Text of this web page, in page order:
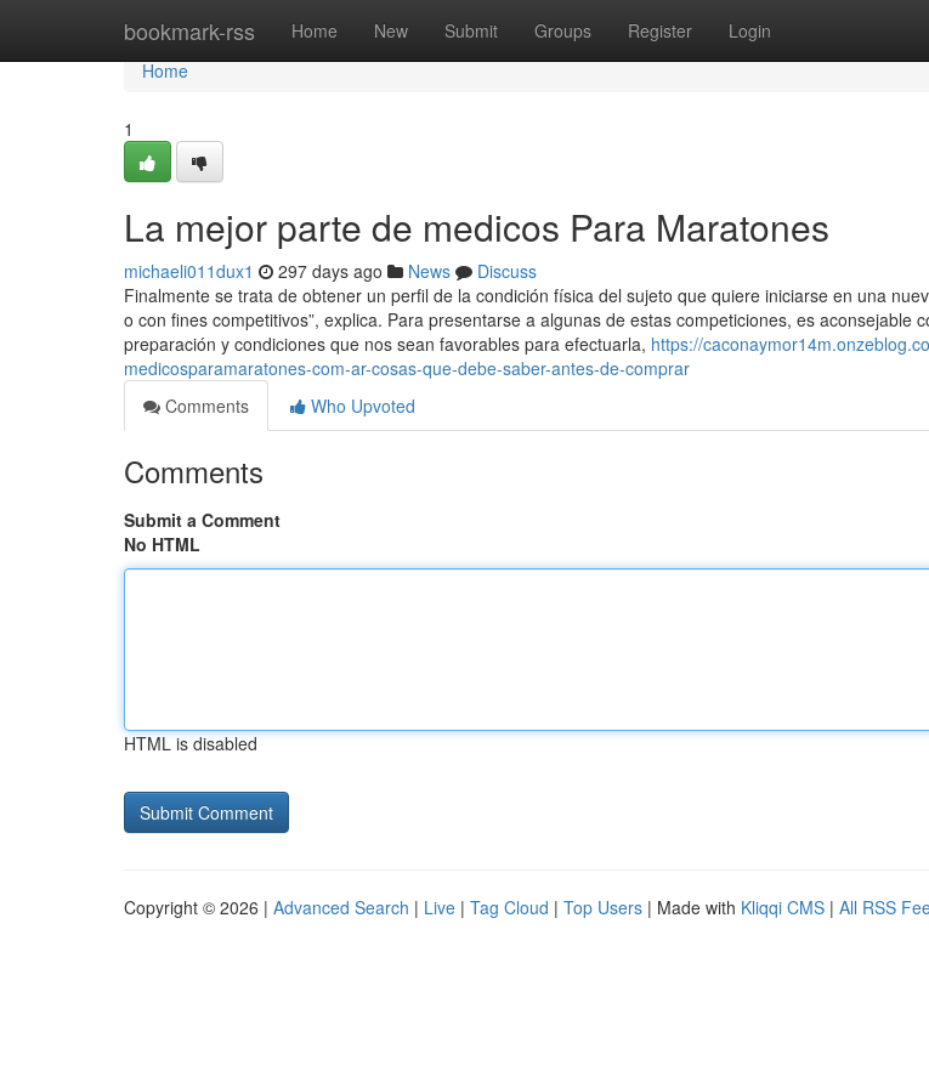
bookmark-rss Home New Submit Groups Register Login
Home
Home
1
La mejor parte de medicos Para Maratones
michaeli011dux1 297 days ago News
Discuss
Finalmente se trata de obtener un perfil de la condición física del sujeto que quiere iniciarse en una
o con fines competitivos”, explica. Para presentarse a algunas de estas competiciones, es aconsejable
preparación y condiciones que nos sean favorables para efectuarla, https://
medicosparamaratones-com-ar-cosas-que-debe-saber-antes-de-comprar
Comments
Who Upvoted
Comments
Submit a Comment
No HTML
HTML is disabled
Copyright © 2026 | Advanced Search | Live | Tag Cloud | Top Users | Made with Kliqqi CMS | All RSS